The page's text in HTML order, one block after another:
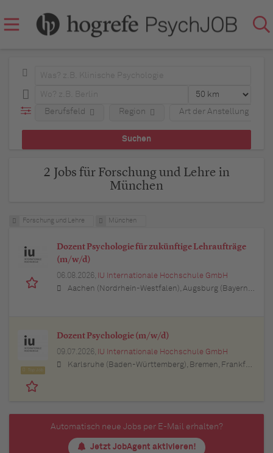
Berufsfeld Art der Anstellung
Region
2 Jobs für Forschung und Lehre in
München
Forschung und Lehre München
Dozent Psychologie für zukünftige Lehraufträge
(m/w/d)
06.08.2026, IU Internationale Hochschule GmbH
Aachen (Nordrhein-Westfalen), Augsburg (Bayern), Berlin, Bielefeld (Nordrhein-Westfalen), Bochum (Nordrhein-Westfalen), Bonn (Nordrhein-Westfalen), Braunschweig (Niedersachsen), Bremen, Dortmund (Nordrhein-Westfalen), Dresden (Sachsen), Duisburg (Nordrhein-Westfalen), Düsseldorf (Nordrhein-Westfalen), Erfurt (Thüringen), Essen (Nordrhein-Westfalen), Freiburg im Breisgau (Baden-Württemberg), Hamburg, Hannover (Niedersachsen), Karlsruhe (Baden-Württemberg), Kiel (Schleswig-Holstein), Köln (Nordrhein-Westfalen), Leipzig (Sachsen), Lübeck (Schleswig-Holstein), München (Bayern), Mannheim (Baden-Württemberg), München (Bayern), Münster (Nordrhein-Westfalen), Nürnberg (Bayern), Regensburg (Bayern), Rostock (Mecklenburg-Vorpommern), Stuttgart (Baden-Württemberg), Ulm (Baden-Württemberg), Wuppertal (Nordrhein-Westfalen)
Dozent Psychologie (m/w/d)
09.07.2026, IU Internationale Hochschule GmbH
Karlsruhe (Baden-Württemberg), Bremen, Frankfurt am Main (Hessen), Augsburg (Bayern), Dresden (Sachsen), Bielefeld (Nordrhein-Westfalen), Düsseldorf (Nordrhein-Westfalen), Hannover (Niedersachsen), Dortmund (Nordrhein-Westfalen), Münster (Nordrhein-Westfalen), Hamburg, Stuttgart (Baden-Württemberg), Ulm (Baden-Württemberg), Kassel (Hessen), Essen (Nordrhein-Westfalen), München (Bayern), Köln (Nordrhein-Westfalen), Mannheim (Baden-Württemberg)
Automatisch neue Jobs per E-Mail erhalten?
Jetzt JobAgent aktivieren!